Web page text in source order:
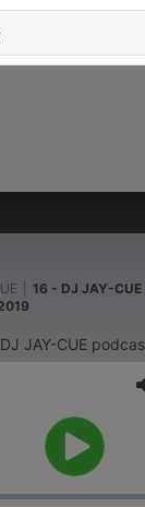
16 - DJ JAY-CUE
DJ JAY-CUE